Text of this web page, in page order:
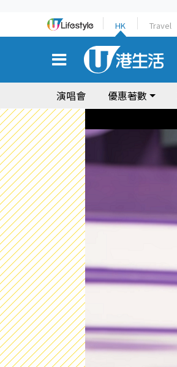
HK Travel
演唱會 優惠著數